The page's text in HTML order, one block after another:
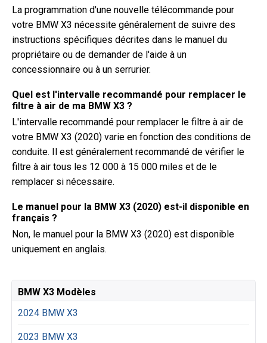
La programmation d'une nouvelle télécommande pour
votre BMW X3 nécessite généralement de suivre des
instructions spécifiques décrites dans le manuel du
propriétaire ou de demander de l'aide à un
concessionnaire ou à un serrurier.
Quel est l'intervalle recommandé pour remplacer le
filtre à air de ma BMW X3 ?
L'intervalle recommandé pour remplacer le filtre à air de
votre BMW X3 (2020) varie en fonction des conditions de
conduite. Il est généralement recommandé de vérifier le
filtre à air tous les 12 000 à 15 000 miles et de le
remplacer si nécessaire.
Le manuel pour la BMW X3 (2020) est-il disponible en
français ?
Non, le manuel pour la BMW X3 (2020) est disponible
uniquement en anglais.
BMW X3 Modèles
2024 BMW X3
2023 BMW X3